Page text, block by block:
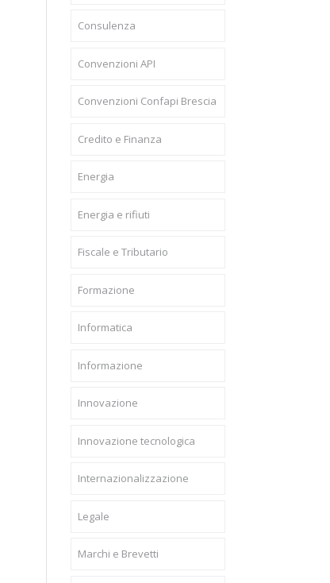
Consulenza
Convenzioni API
Convenzioni Confapi Brescia
Credito e Finanza
Energia
Energia e rifiuti
Fiscale e Tributario
Formazione
Informatica
Informazione
Innovazione
Innovazione tecnologica
Internazionalizzazione
Legale
Marchi e Brevetti